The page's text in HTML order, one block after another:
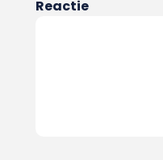
Reactie